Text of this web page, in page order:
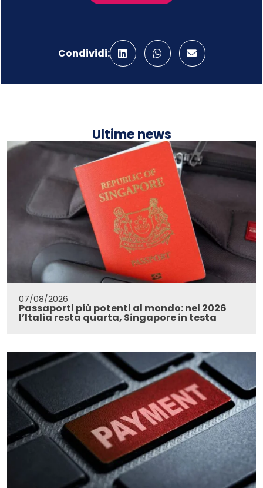
Condividi:
Ultime news
07/08/2026
Passaporti più potenti al mondo: nel 2026
l’Italia resta quarta, Singapore in testa